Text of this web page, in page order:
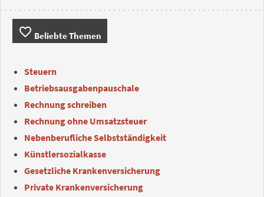
favorite_border Beliebte Themen
Steuern
Betriebsausgabenpauschale
Rechnung schreiben
Rechnung ohne Umsatzsteuer
Nebenberufliche Selbstständigkeit
Künstlersozialkasse
Gesetzliche Krankenversicherung
Private Krankenversicherung